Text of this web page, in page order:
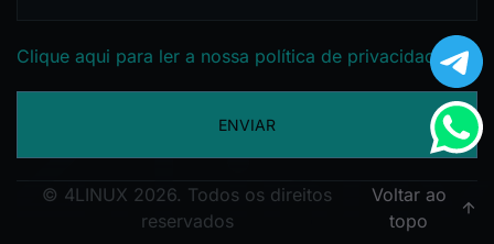
Clique aqui para ler a nossa política de privacidade
ENVIAR
© 4LINUX 2026. Todos os direitos
reservados
Voltar ao
topo